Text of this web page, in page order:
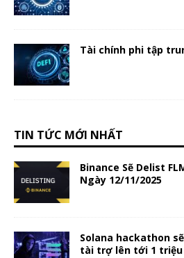
Tài chính phi tập
TIN TỨC MỚI NHẤT
Binance Sẽ Delist
Ngày 12/11/2025
Solana hackathon
tài trợ lên tới 1 triệu